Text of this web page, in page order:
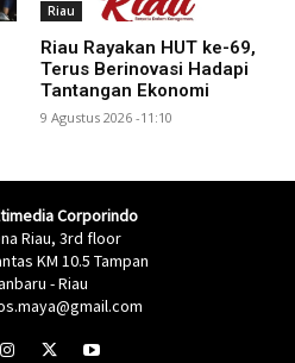
Riau
Riau Rayakan HUT ke-69,
Terus Berinovasi Hadapi
Tantangan Ekonomi
9 Agustus 2026 -11:10
Corporindo
Riau, 3rd floor
KM 10.5 Tampan
- Riau